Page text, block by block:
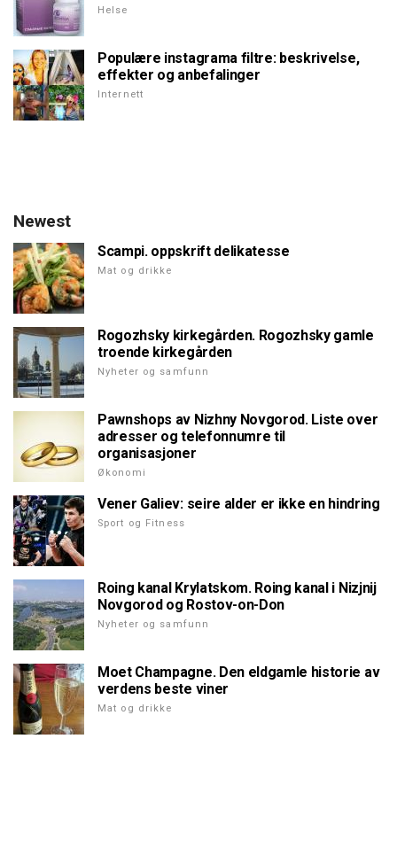
Helse
Populære instagrama filtre: beskrivelse,
effekter og anbefalinger
Internett
Newest
Scampi. oppskrift delikatesse
Mat og drikke
Rogozhsky kirkegården. Rogozhsky gamle
troende kirkegården
Nyheter og samfunn
Pawnshops av Nizhny Novgorod. Liste over
adresser og telefonnumre til
organisasjoner
Økonomi
Vener Galiev: seire alder er ikke en hindring
Sport og Fitness
Roing kanal Krylatskom. Roing kanal i Nizjnij
Novgorod og Rostov-on-Don
Nyheter og samfunn
Moet Champagne. Den eldgamle historie av
verdens beste viner
Mat og drikke